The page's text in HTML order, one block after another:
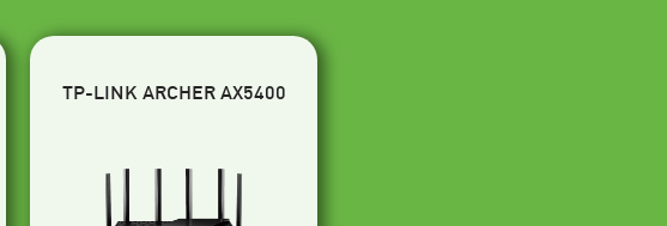
TP-LINK ARCHER AX5400